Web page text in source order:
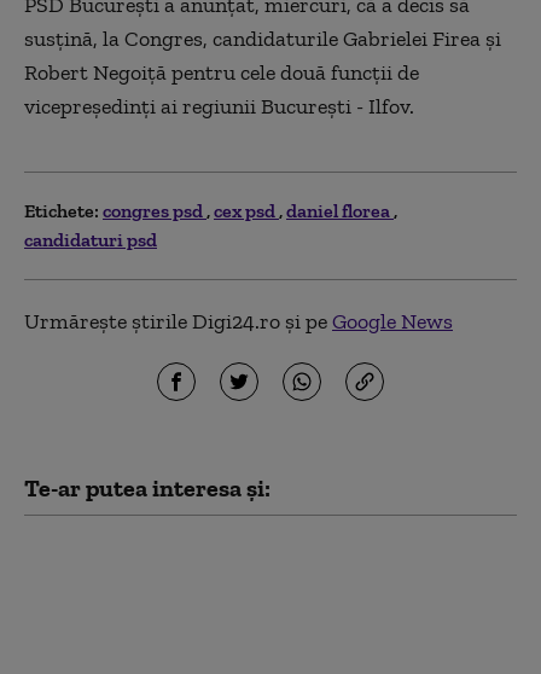
susţină, la Congres, candidaturile Gabrielei Firea şi
Robert Negoiţă pentru cele două funcţii de
vicepreşedinţi ai regiunii Bucureşti - Ilfov.
Etichete: congres psd cex psd daniel florea
candidaturi psd
Urmărește știrile Digi24.ro și peGoogle News
Te-ar putea interesa și: